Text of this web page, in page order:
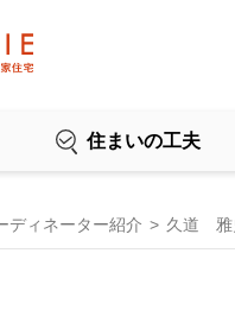
住まいの工夫
ディネーター紹介 久道 雅